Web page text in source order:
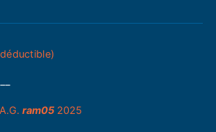
ram05 2025